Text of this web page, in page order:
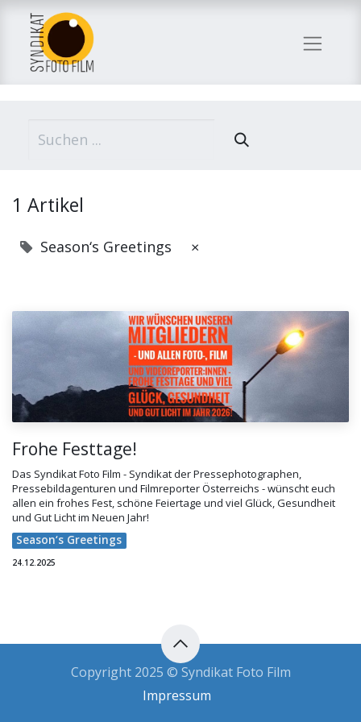
1 Artikel
Season‘s Greetings ×
Frohe Festtage!
Das Syndikat Foto Film - Syndikat der Pressephotographen,
Pressebildagenturen und Filmreporter Österreichs - wünscht euch
allen ein frohes Fest, schöne Feiertage und viel Glück, Gesundheit
und Gut Licht im Neuen Jahr!
Season‘s Greetings
24.12.2025
Copyright 2025 © Syndikat Foto Film
Impressum